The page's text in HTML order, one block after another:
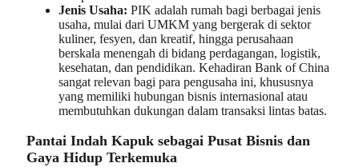
Jenis Usaha: PIK adalah rumah bagi berbagai jenis
usaha, mulai dari UMKM yang bergerak di sektor
kuliner, fesyen, dan kreatif, hingga perusahaan
berskala menengah di bidang perdagangan, logistik,
kesehatan, dan pendidikan. Kehadiran Bank of China
sangat relevan bagi para pengusaha ini, khususnya
yang memiliki hubungan bisnis internasional atau
membutuhkan dukungan dalam transaksi lintas batas.
Pantai Indah Kapuk sebagai Pusat Bisnis dan
Gaya Hidup Terkemuka